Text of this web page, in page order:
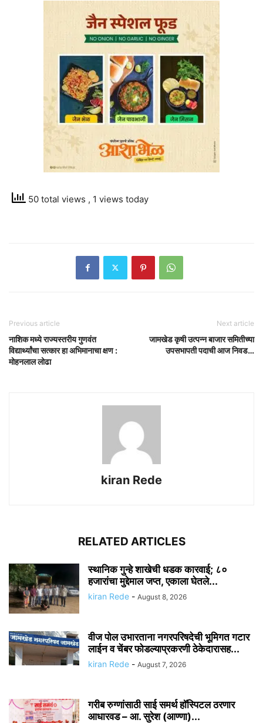
50 total views , 1 views today
Previous article
नाशिक मध्ये राज्यस्तरीय गुणवंत
विद्यार्थ्यांचा सत्कार हा अभिमानाचा क्षण :
मोहनलाल लोढा
Next article
जामखेड कृषी उत्पन्न बाजार समितीच्या
उपसभापती पदाची आज निवड…
kiran Rede
RELATED ARTICLES
स्थानिक गुन्हे शाखेची धडक कारवाई; ८०
हजारांचा मुद्देमाल जप्त, एकाला घेतले...
kiran Rede - August 8, 2026
वीज पोल उभारताना नगरपरिषदेची भूमिगत गटार
लाईन व चेंबर फोडल्याप्रकरणी ठेकेदारासह...
kiran Rede - August 7, 2026
गरीब रुग्णांसाठी साई समर्थ हॉस्पिटल ठरणार
आधारवड – आ. सुरेश (आण्णा)...